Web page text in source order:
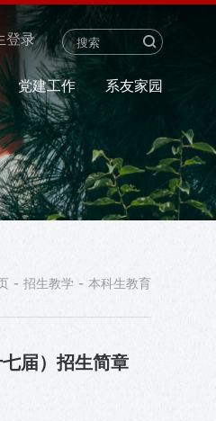
登录
党建工作 系友家园
- 招生教学 - 本科生教育
届）招生简章